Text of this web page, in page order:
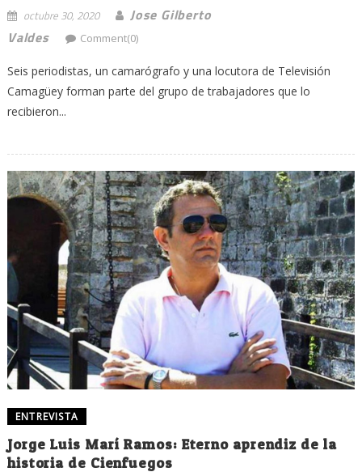
octubre 30, 2020
Jose Gilberto
Valdes
Comment(0)
Seis periodistas, un camarógrafo y una locutora de Televisión
Camagüey forman parte del grupo de trabajadores que lo
recibieron...
ENTREVISTA
Jorge Luis Marí Ramos: Eterno aprendiz de la
historia de Cienfuegos